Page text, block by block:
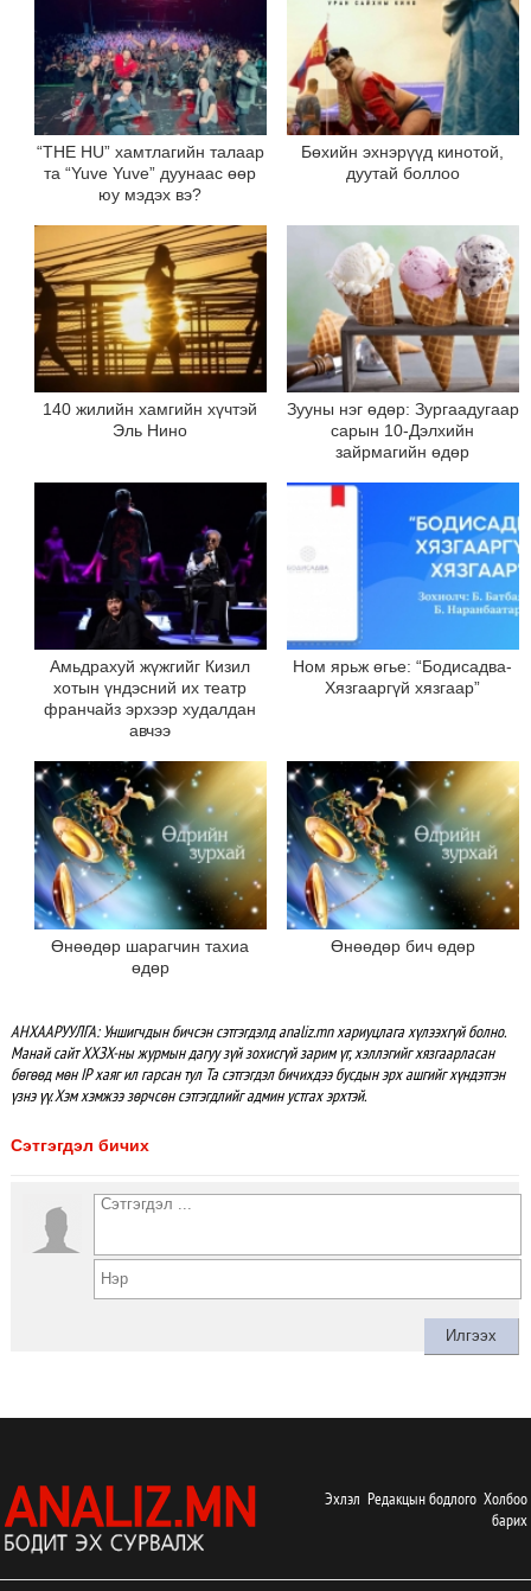
“THE HU” хамтлагийн талаар
та “Yuve Yuve” дуунаас өөр
юу мэдэх вэ?
Бөхийн эхнэрүүд кинотой,
дуутай боллоо
140 жилийн хамгийн хүчтэй
Эль Нино
Зууны нэг өдөр: Зургаадугаар
сарын 10-Дэлхийн
зайрмагийн өдөр
Амьдрахуй жүжгийг Кизил
хотын үндэсний их театр
франчайз эрхээр худалдан
авчээ
Ном ярьж өгье: “Бодисадва-
Хязгааргүй хязгаар”
Өнөөдөр шарагчин тахиа
өдөр
Өнөөдөр бич өдөр
АНХААРУУЛГА: Уншигчдын бичсэн сэтгэгдэлд analiz.mn хариуцлага хүлээхгүй болно.
Манай сайт ХХЗХ-ны журмын дагуу зүй зохисгүй зарим үг, хэллэгийг хязгаарласан
бөгөөд мөн IP хаяг ил гарсан тул Та сэтгэгдэл бичихдээ бусдын эрх ашгийг хүндэтгэн
үзнэ үү. Хэм хэмжээ зөрчсөн сэтгэгдлийг админ устгах эрхтэй.
Сэтгэгдэл бичих
Эхлэл Редакцын бодлого Холбоо
барих